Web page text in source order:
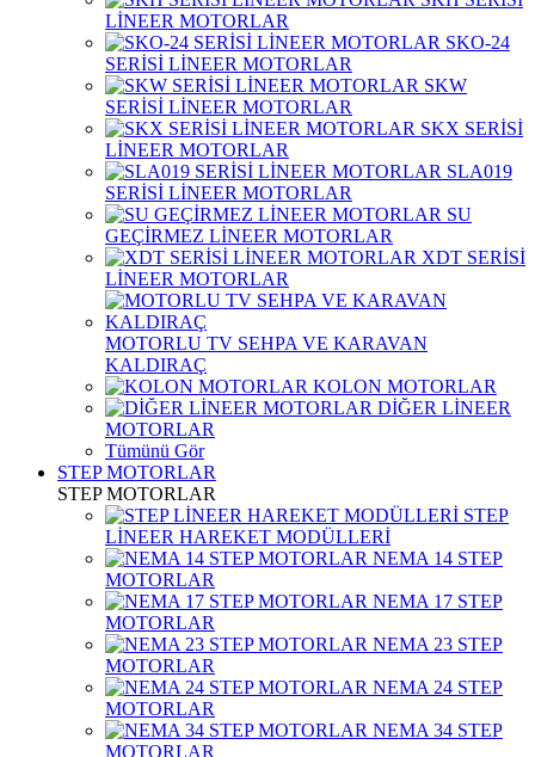
LİNEER MOTORLAR
SKO-24
SERİSİ LİNEER MOTORLAR
SKW
SERİSİ LİNEER MOTORLAR
SKX SERİSİ
LİNEER MOTORLAR
SLA019
SERİSİ LİNEER MOTORLAR
SU
GEÇİRMEZ LİNEER MOTORLAR
XDT SERİSİ
LİNEER MOTORLAR
MOTORLU TV SEHPA VE KARAVAN
KALDIRAÇ
KOLON MOTORLAR
DİĞER LİNEER
MOTORLAR
Tümünü Gör
STEP MOTORLAR
STEP MOTORLAR
STEP
LİNEER HAREKET MODÜLLERİ
NEMA 14 STEP
MOTORLAR
NEMA 17 STEP
MOTORLAR
NEMA 23 STEP
MOTORLAR
NEMA 24 STEP
MOTORLAR
NEMA 34 STEP
MOTORLAR